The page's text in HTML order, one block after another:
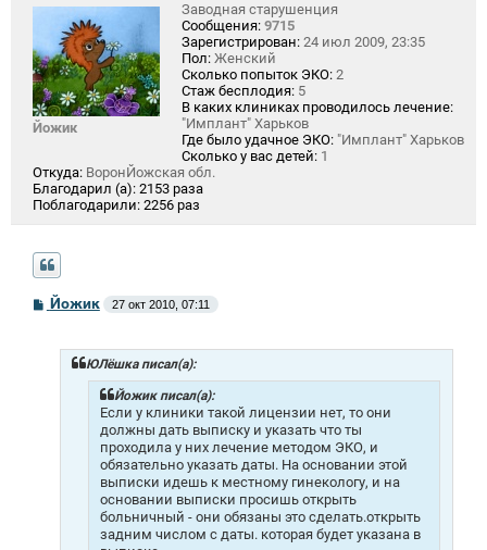
Йожик
Заводная старушенция
Сообщения: 9715
Зарегистрирован: 24 июл 2009, 23:35
Пол: Женский
Сколько попыток ЭКО: 2
Стаж бесплодия: 5
В каких клиниках проводилось лечение:
"Имплант" Харьков
Где было удачное ЭКО: "Имплант" Харьков
Сколько у вас детей: 1
Откуда: ВоронЙожская обл.
Благодарил (а): 2153 раза
Поблагодарили: 2256 раз
СЙожик 27 окт 2010, 07:11
ЮЛёшка писал(а):
Йожик писал(а):
Если у клиники такой лицензии нет, то они
должны дать выписку и указать что ты
проходила у них лечение методом ЭКО, и
обязательно указать даты. На основании этой
выписки идешь к местному гинекологу, и на
основании выписки просишь открыть
больничный - они обязаны это сделать.открыть
задним числом с даты. которая будет указана в